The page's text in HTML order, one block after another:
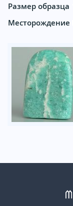
Размер образца
Месторождение